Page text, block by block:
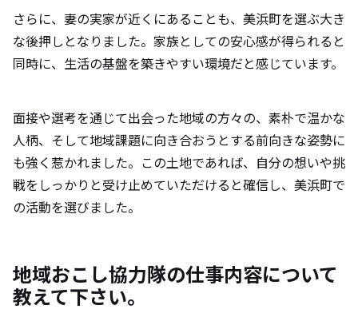
さらに、妻の実家が近くにあることも、美浜町を選ぶ大き
な後押しとなりました。家族としての安心感が得られると
同時に、生活の基盤を築きやすい環境だと感じています。
面接や選考を通じて出会った地域の方々の、素朴で温かな
人柄、そして地域課題に向き合おうとする前向きな姿勢に
も強く惹かれました。この土地であれば、自分の想いや挑
戦をしっかりと受け止めていただけると確信し、美浜町で
の活動を選びました。
地域おこし協力隊の仕事内容について
教えて下さい。